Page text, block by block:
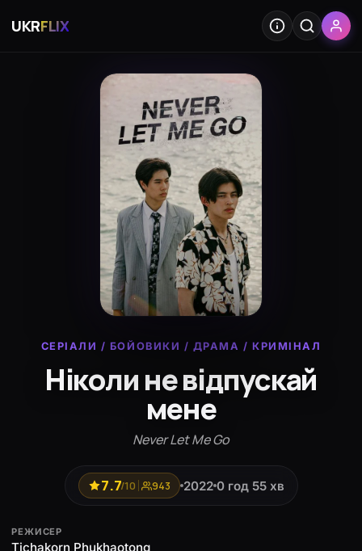
UKRFLIX
СЕРІАЛИ / БОЙОВИКИ / ДРАМА / КРИМІНАЛ
Ніколи не відпускай
мене
Never Let Me Go
7.7/10 943 2022 0 год 55 хв
РЕЖИСЕР
Tichakorn Phukhaotong